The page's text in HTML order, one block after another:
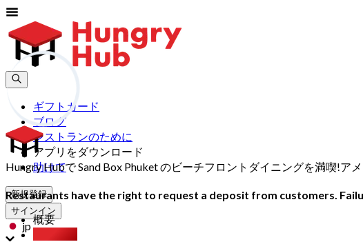
ギフトカード
ブログ
レストランのために
アプリをダウンロード
助けて
新規登録
サインイン
jp
Hungry Hubで Sand Box Phuket のビーチフロントダイニングを満喫!
Restaurants have the right to request a deposit from customers.
概要